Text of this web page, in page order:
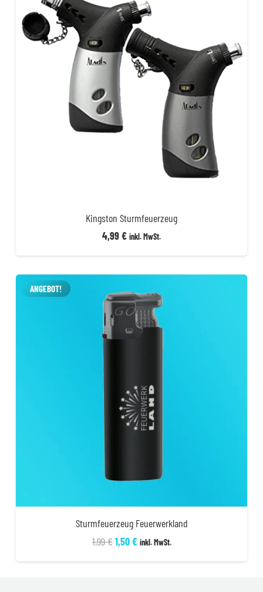
Kingston Sturmfeuerzeug
4,99€ inkl. MwSt.
ANGEBOT!
Sturmfeuerzeug Feuerwerkland
1,99€ Ursprünglicher
1,50€Aktueller
inkl. MwSt.